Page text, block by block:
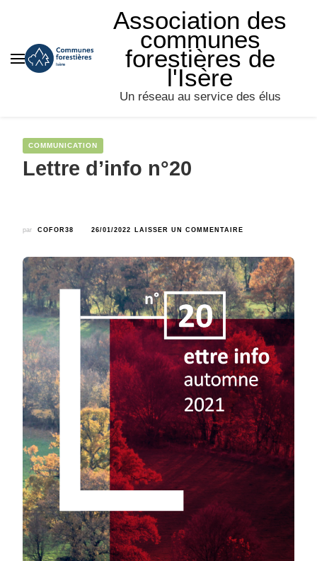
Association des
communes
forestières de
l'Isère
Un réseau au service des élus
COMMUNICATION
Lettre d’info n°20
par COFOR38 26/01/2022 LAISSER UN COMMENTAIRE
N°20